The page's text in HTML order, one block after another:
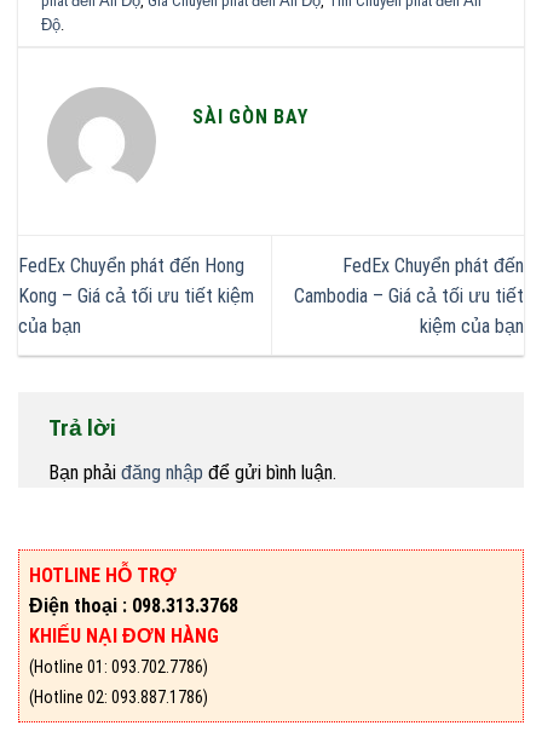
Độ
SÀI GÒN BAY
FedEx Chuyển phát đến Hong
Kong – Giá cả tối ưu tiết kiệm
của bạn
FedEx Chuyển phát đến
Cambodia – Giá cả tối ưu tiết
kiệm của bạn
Trả lời
Bạn phải đăng nhập để gửi bình luận.
HOTLINE HỖ TRỢ
Điện thoại : 098.313.3768
KHIẾU NẠI ĐƠN HÀNG
(Hotline 01: 093.702.7786)
(Hotline 02: 093.887.1786)